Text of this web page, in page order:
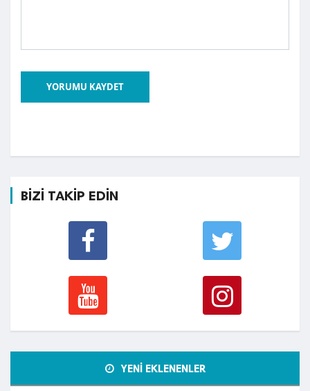
YORUMU KAYDET
BİZİ TAKİP EDİN
YENİ EKLENENLER